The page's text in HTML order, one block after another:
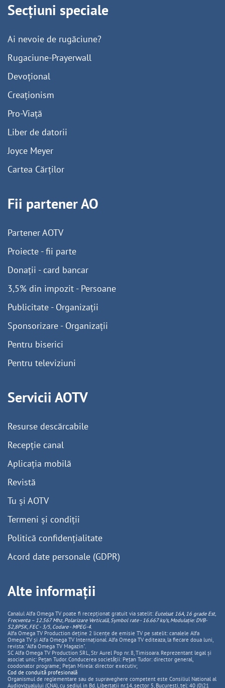
Secțiuni speciale
Ai nevoie de rugăciune?
Rugaciune-Prayerwall
Devoțional
Creaționism
Pro-Viață
Liber de datorii
Joyce Meyer
Cartea Cărților
Fii partener AO
Partener AOTV
Proiecte - fii parte
Donații - card bancar
3,5% din impozit - Persoane
Publicitate - Organizații
Sponsorizare - Organizații
Pentru biserici
Pentru televiziuni
Servicii AOTV
Resurse descărcabile
Recepție canal
Aplicația mobilă
Revistă
Tu și AOTV
Termeni și condiții
Politică confidențialitate
Acord date personale (GDPR)
Alte informații
Canalul Alfa Omega TV poate fi recepționat gratuit via satelit: Eutelsat 16A, 16 grade Est,
Frecventa – 12.567 Mhz, PolarizareVerticală, Symbol rate - 16.667 ks/s, Modulație: DVB-
S2,8PSK, FEC - 3/5, Codare - MPEG-4.
Alfa Omega TV Production deține 2 licențe de emisie TV pe satelit: canalele Alfa
Omega TV și Alfa Omega TV Internațional. Alfa Omega TV editeaza, la fiecare doua luni,
revista: "Alfa Omega TV Magazin".
SC Alfa Omega TV Production SRL, Str Aurel Pop nr. 8, Timisoara. Reprezentant legal și
asociat unic: Pețan Tudor. Conducerea societății: Pețan Tudor: director general,
coodonator programe; Pețan Mirela: director executiv;
Cod de conduită profesională
Organismul de reglementare sau de supraveghere competent este Consiliul National al
Audiovizualului (CNA), cu sediul in Bd. Libertatii nr.14, sector 5, Bucuresti, tel: 40 (0)21